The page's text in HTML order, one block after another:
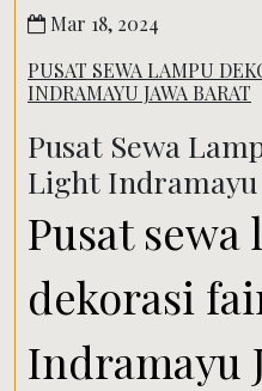
Mar 18, 2024
PUSAT SEWA LAMPU
INDRAMAYU JAWA BARAT
Pusat Sewa
Light Indramayu
Pusat sewa
dekorasi
Indramayu